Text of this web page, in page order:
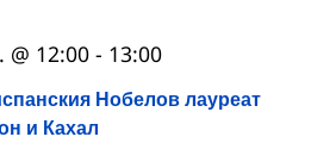
Нобелов лауреат
и Кахал
@ 12:00 - 13:00